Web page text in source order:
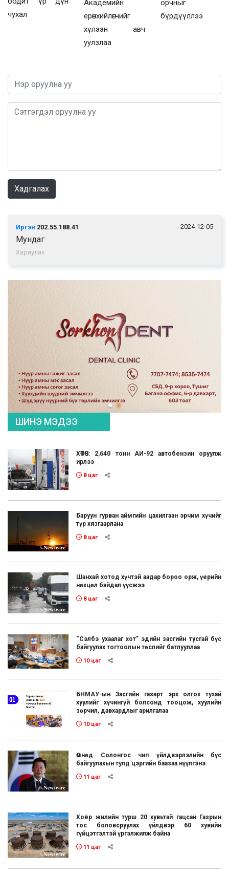
чухал
Академийн
ерөнхийлөгчийг
хүлээн авч
уулзлаа
орчныг
бүрдүүллээ
Хадгалах
Иргэн 202.55.188.41 2024-12-05
Мундаг
Хариулах
ШИНЭ МЭДЭЭ
ХӨТӨЧ: 2,640 тонн АИ-92 автобензин оруулж
ирлээ
8 цаг
Баруун гурван аймгийн цахилгаан эрчим хүчийг
түр хязгаарлана
8 цаг
Шанхай хотод хүчтэй аадар бороо орж, үерийн
нөхцөл байдал үүсжээ
8 цаг
“Сэлбэ ухаалаг хот” эдийн засгийн тусгай бүс
байгуулах тогтоолын төслийг батлууллаа
10 цаг
БНМАУ-ын Засгийн газарт эрх олгох тухай
хуулийг хүчингүй болсонд тооцож, хуулийн
зөрчил, давхардлыг арилгалаа
10 цаг
Өмнөд Солонгос чип үйлдвэрлэлийн бүс
байгуулахын тулд цэргийн баазаа нүүлгэнэ
11 цаг
Хоёр жилийн турш 20 хувьтай гацсан Газрын
тос боловсруулах үйлдвэр 60 хувийн
гүйцэтгэлтэй үргэлжилж байна
11 цаг